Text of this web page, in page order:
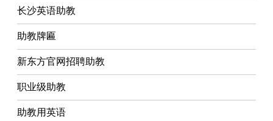
长沙英语助教
助教牌匾
新东方官网招聘助教
职业级助教
助教用英语